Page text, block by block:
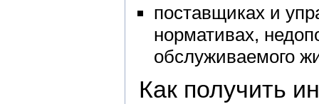
поставщиках и
нормативах,
обслуживаемого
Как получить